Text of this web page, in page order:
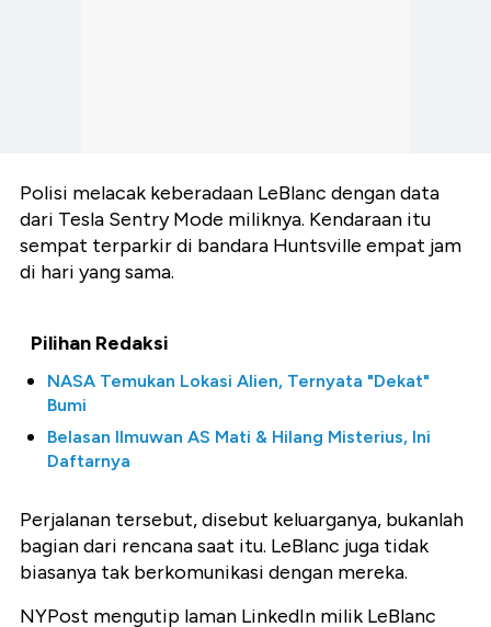
Polisi melacak keberadaan LeBlanc dengan data
dari Tesla Sentry Mode miliknya. Kendaraan itu
sempat terparkir di bandara Huntsville empat jam
di hari yang sama.
Pilihan Redaksi
NASA Temukan Lokasi Alien, Ternyata "Dekat"
Bumi
Belasan Ilmuwan AS Mati & Hilang Misterius, Ini
Daftarnya
Perjalanan tersebut, disebut keluarganya, bukanlah
bagian dari rencana saat itu. LeBlanc juga tidak
biasanya tak berkomunikasi dengan mereka.
NYPost mengutip laman LinkedIn milik LeBlanc